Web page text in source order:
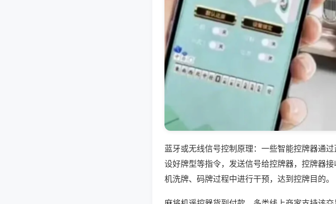
蓝牙或无线信号控制原理：一些智能控牌器通
设好牌型等指令，发送信号给控牌器，控牌器
机洗牌、码牌过程中进行干预，达到控牌目的。